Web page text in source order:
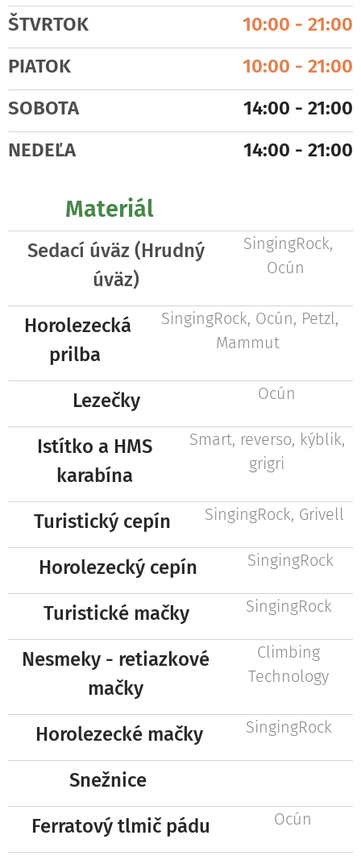
ŠTVRTOK
10:00 - 21:00
PIATOK
10:00 - 21:00
SOBOTA
14:00 - 21:00
NEDEĽA
14:00 - 21:00
Materiál
Sedací úväz (Hrudný
úväz)
SingingRock,
Ocún
Horolezecká
prilba
SingingRock, Ocún, Petzl,
Mammut
Lezečky Ocún
Istítko a HMS
karabína
Smart, reverso, kýblik,
grigri
Turistický cepín SingingRock, Grivell
Horolezecký cepín SingingRock
Turistické mačky SingingRock
Nesmeky - retiazkové
mačky
Climbing
Technology
Horolezecké mačky SingingRock
Snežnice
Ferratový tlmič pádu Ocún